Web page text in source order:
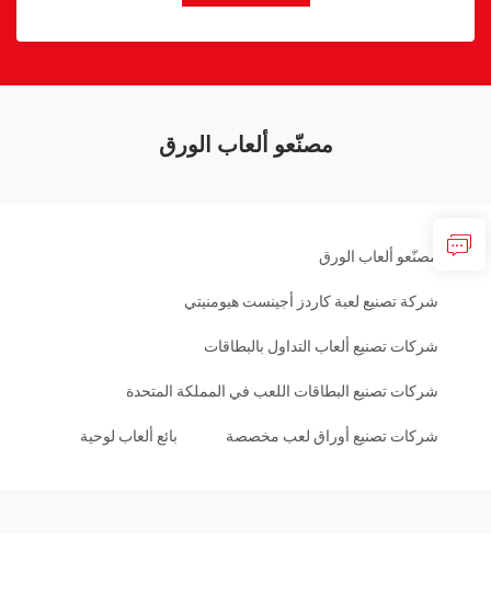
مصنّعو ألعاب الورق
مصنّعو ألعاب الورق
شركة تصنيع لعبة كاردز أجينست هيومنيتي
شركات تصنيع ألعاب التداول بالبطاقات
شركات تصنيع البطاقات اللعب في المملكة المتحدة
شركات تصنيع أوراق لعب مخصصة بائع ألعاب لوحية